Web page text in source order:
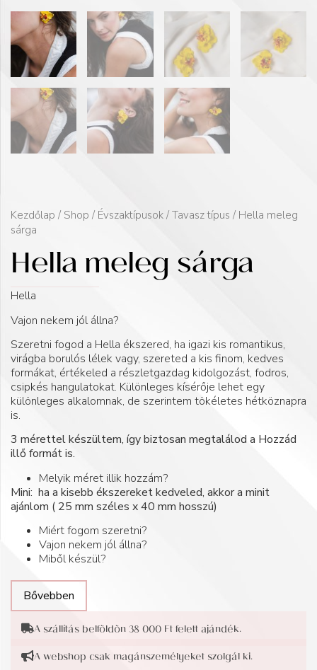
Kezdőlap / Shop / Évszaktípusok / Tavasz típus / Hella meleg
sárga
Hella meleg sárga
Hella
Vajon nekem jól állna?
Szeretni fogod a Hella ékszered, ha igazi kis romantikus,
virágba borulós lélek vagy, szereted a kis finom, kedves
formákat, értékeled a részletgazdag kidolgozást, fodros,
csipkés hangulatokat. Különleges kísérője lehet egy
különleges alkalomnak, de szerintem tökéletes hétköznapra
is.
3 mérettel készültem, így biztosan megtalálod a Hozzád
illő formát is.
Melyik méret illik hozzám?
Mini: ha a kisebb ékszereket kedveled, akkor a minit
ajánlom ( 25 mm széles x 40 mm hosszú)
Miért fogom szeretni?
Vajon nekem jól állna?
Miből készül?
Bővebben
A szállítás belföldön 38 000 Ft felett ajándék.
A webshop csak magánszemélyeket szolgál ki.